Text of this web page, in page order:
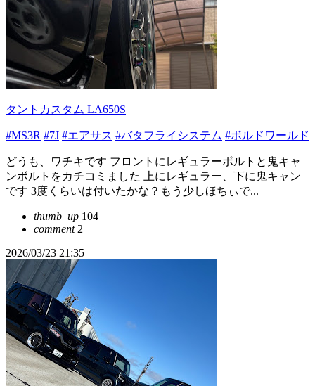
タントカスタム LA650S
#MS3R #7J #エアサス #バタフライシステム #ボルドワールド
どうも、ワチキです フロントにレギュラーボルトと鬼キャ
ンボルトをカチコミました 上にレギュラー、下に鬼キャン
です 3度くらいは付いたかな？もう少しほちぃで...
thumb_up 104
comment2
2026/03/23 21:35